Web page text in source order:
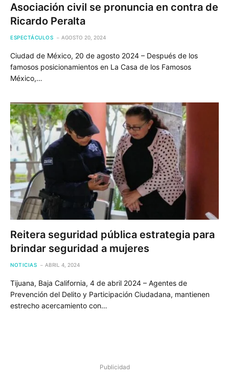
Asociación civil se pronuncia en contra de
Ricardo Peralta
ESPECTÁCULOS AGOSTO 20, 2024
Ciudad de México, 20 de agosto 2024 – Después de los
famosos posicionamientos en La Casa de los Famosos
México,…
Reitera seguridad pública estrategia para
brindar seguridad a mujeres
NOTICIAS ABRIL 4, 2024
Tijuana, Baja California, 4 de abril 2024 – Agentes de
Prevención del Delito y Participación Ciudadana, mantienen
estrecho acercamiento con…
Publicidad